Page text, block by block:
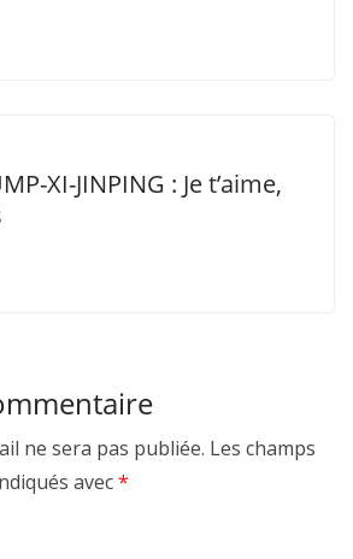
XI-JINPING : Je t’aime,
ne sera pas publiée. Les champs
avec*